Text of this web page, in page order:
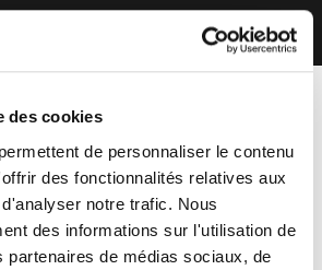
des cookies
de personnaliser le contenu
des fonctionnalités relatives aux
notre trafic. Nous
des informations sur l'utilisation de
partenaires de médias sociaux, de